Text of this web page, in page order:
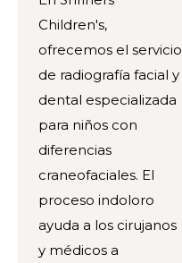
Children's,
ofrecemos el servicio
de radiografía facial y
dental especializada
para niños con
diferencias
craneofaciales. El
proceso indoloro
ayuda a los cirujanos
y médicos a